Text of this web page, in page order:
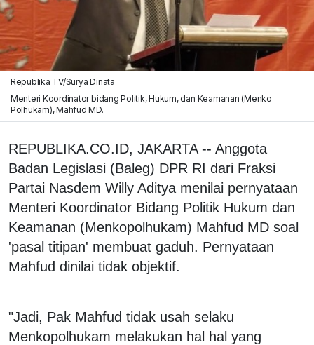
Republika TV/Surya Dinata
Menteri Koordinator bidang Politik, Hukum, dan Keamanan (Menko
Polhukam), Mahfud MD.
REPUBLIKA.CO.ID, JAKARTA -- Anggota
Badan Legislasi (Baleg) DPR RI dari Fraksi
Partai Nasdem Willy Aditya menilai pernyataan
Menteri Koordinator Bidang Politik Hukum dan
Keamanan (Menkopolhukam) Mahfud MD soal
'pasal titipan' membuat gaduh. Pernyataan
Mahfud dinilai tidak objektif.
"Jadi, Pak Mahfud tidak usah selaku
Menkopolhukam melakukan hal hal yang